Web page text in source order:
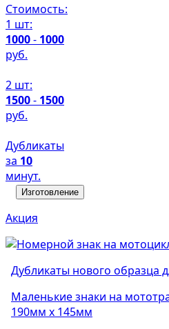
Стоимость:
1 шт:
1000- 1000
руб.
2 шт:
1500- 1500
руб.
Дубликаты
за 10
минут.
Изготовление
Акция
Дубликаты нового образца
Маленькие знаки на
190мм х 145мм